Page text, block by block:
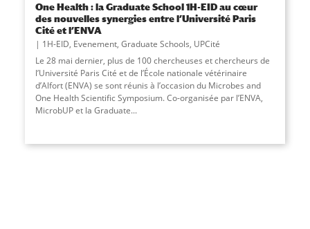
One Health : la Graduate School 1H-EID au cœur
des nouvelles synergies entre l’Université Paris
Cité et l’ENVA
1H-EID, Evenement, Graduate Schools, UPCité
Le 28 mai dernier, plus de 100 chercheuses et chercheurs de
l’Université Paris Cité et de l’École nationale vétérinaire
d’Alfort (ENVA) se sont réunis à l’occasion du Microbes and
One Health Scientific Symposium. Co-organisée par l’ENVA,
MicrobUP et la Graduate...